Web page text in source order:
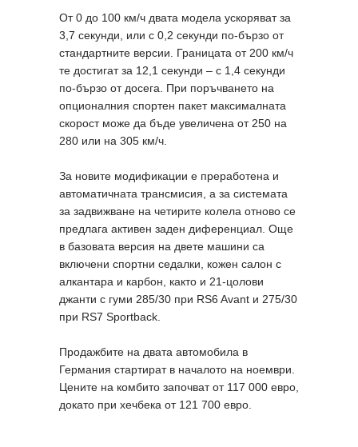
От 0 до 100 км/ч двата модела ускоряват за
3,7 секунди, или с 0,2 секунди по-бързо от
стандартните версии. Границата от 200 км/ч
те достигат за 12,1 секунди – с 1,4 секунди
по-бързо от досега. При поръчването на
опционалния спортен пакет максималната
скорост може да бъде увеличена от 250 на
280 или на 305 км/ч.
За новите модификации е преработена и
автоматичната трансмисия, а за системата
за задвижване на четирите колела отново се
предлага активен заден диференциал. Още
в базовата версия на двете машини са
включени спортни седалки, кожен салон с
алкантара и карбон, както и 21-цолови
джанти с гуми 285/30 при RS6 Avant и 275/30
при RS7 Sportback.
Продажбите на двата автомобила в
Германия стартират в началото на ноември.
Цените на комбито започват от 117 000 евро,
докато при хечбека от 121 700 евро.